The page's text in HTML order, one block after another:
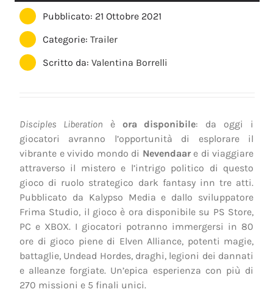
Pubblicato: 21 Ottobre 2021
Categorie:Trailer
Scritto da:Valentina Borrelli
Disciples Liberation è ora disponibile: da oggi i
giocatori avranno l’opportunità di esplorare il
vibrante e vivido mondo di Nevendaare di viaggiare
attraverso il mistero e l’intrigo politico di questo
gioco di ruolo strategico dark fantasy inn tre atti.
Pubblicato da Kalypso Media e dallo sviluppatore
Frima Studio, il gioco è ora disponibile su PS Store,
PC e XBOX. I giocatori potranno immergersi in 80
ore di gioco piene di Elven Alliance, potenti magie,
battaglie, Undead Hordes, draghi, legioni dei dannati
e alleanze forgiate. Un’epica esperienza con più di
270 missioni e 5 finali unici.